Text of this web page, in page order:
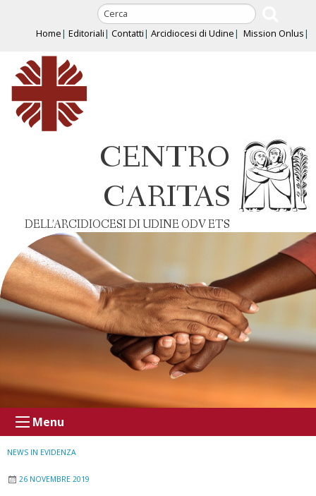
content
Home Editoriali Contatti Arcidiocesi di Udine Mission Onlus
CENTRO
CARITAS
DELL’ARCIDIOCESI DI UDINE ODV ETS
Menu
NEWS IN EVIDENZA
26 NOVEMBRE 2019